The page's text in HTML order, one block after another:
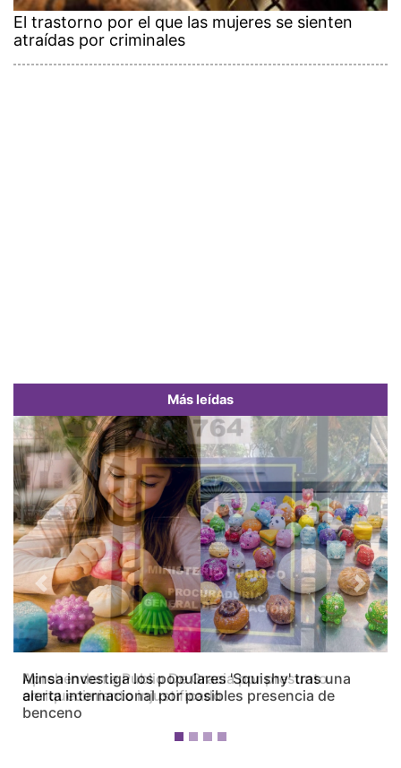
El trastorno por el que las mujeres se sienten
atraídas por criminales
Más leídas
Minsa investiga los populares 'Squishy' tras una
alerta internacional por posibles presencia de
benceno
Previous Next